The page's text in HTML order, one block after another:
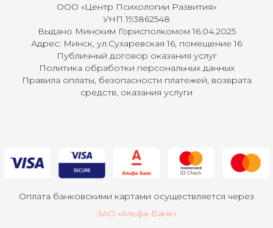
ООО «Центр Психологии Развития»
УНП 193862548
Выдано Минским Горисполкомом 16.04.2025
Адрес: Минск, ул.Сухаревская 16, помещение 16
Публичный договор оказания услуг
Политика обработки п ерсональных данных
Правила оплаты, безопасности платежей, возврата
средств, оказания услуги
Оплата банковскими картами осуществляется через
ЗАО «Альфа-Банк»